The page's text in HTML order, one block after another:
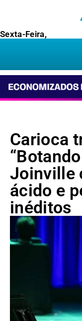
Sexta-Feira,
Carioca
Joinville
ácido e
inéditos